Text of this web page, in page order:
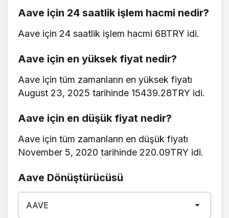
Aave için 24 saatlik işlem hacmi nedir?
Aave için 24 saatlik işlem hacmi 6BTRY idi.
Aave için en yüksek fiyat nedir?
Aave için tüm zamanların en yüksek fiyatı
August 23, 2025 tarihinde 15439.28TRY idi.
Aave için en düşük fiyat nedir?
Aave için tüm zamanların en düşük fiyatı
November 5, 2020 tarihinde 220.09TRY idi.
Aave Dönüştürücüsü